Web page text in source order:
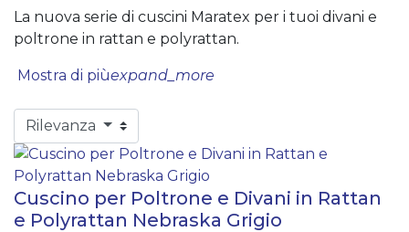
La nuova serie di cuscini Maratex per i tuoi divani e
poltrone in rattan e polyrattan.
Mostra di piùexpand_more
Rilevanza
Cuscino per Poltrone e Divani in Rattan
e Polyrattan Nebraska Grigio